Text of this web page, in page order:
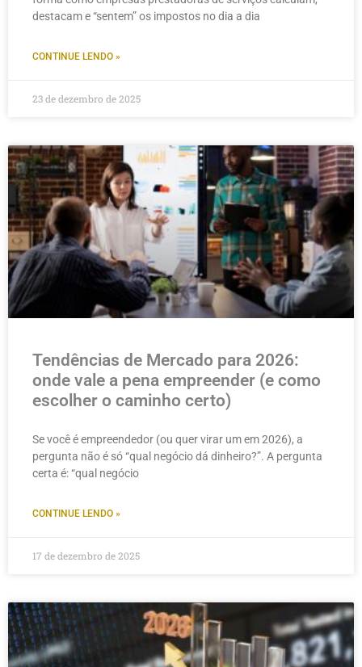
destacam e “sentem” os impostos no dia a dia
CONTINUE LENDO »
23 de dezembro de 2025
Tendências de Mercado para 2026:
onde vale a pena empreender (e como
escolher o caminho certo)
Se você é empreendedor (ou quer virar um em 2026), a
pergunta não é só “qual negócio dá dinheiro?”. A pergunta
certa é: “qual negócio
CONTINUE LENDO »
17 de dezembro de 2025